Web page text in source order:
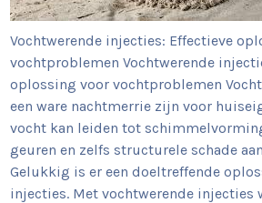
Vochtwerende injecties: Effectieve
vochtproblemen Vochtwerende
oplossing voor vochtproblemen
een ware nachtmerrie zijn voor
vocht kan leiden tot
geuren en zelfs structurele schade
Gelukkig is er een doeltreffende
injecties. Met vochtwerende injecties